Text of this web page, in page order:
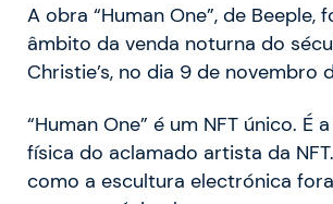
A obra “Human One”, de Beeple,
âmbito da venda noturna do
Christie’s, no dia 9 de novembro
“Human One” é um NFT único. É
física do aclamado artista da
como a escultura electrónica